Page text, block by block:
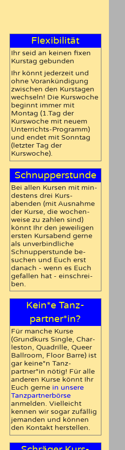
Flexibilität
Ihr seid an keinen fixen
Kurstag gebunden
Ihr könnt jederzeit und
ohne Vorankündigung
zwischen den Kurstagen
wechseln! Die Kurswoche
beginnt immer mit
Montag (1.Tag der
Kurswoche mit neuem
Unterrichts-Programm)
und endet mit Sonntag
(letzter Tag der
Kurswoche).
Schnupperstunde
Bei allen Kursen mit min­
destens drei Kurs­
abenden (mit Aus­nahme
der Kurse, die wochen­
weise zu zahlen sind)
könnt Ihr den jewei­ligen
ersten Kurs­abend gerne
als unver­bind­liche
Schnup­per­stunde be­
suchen und Euch erst
danach - wenn es Euch
ge­fallen hat - ein­schrei­
ben.
Kein*e Tanz­
partner*in?
Für manche Kurse
(Grundkurs Single, Char­
leston, Quadrille, Queer
Ballroom, Floor Barre) ist
gar keine*n Tanz­
partner*in nötig! Für alle
anderen Kurse könnt Ihr
Euch gerne in unsere
Tanz­partner­börse
anmelden. Vielleicht
kennen wir sogar zu­fällig
jemanden und können
den Kontakt herstellen.